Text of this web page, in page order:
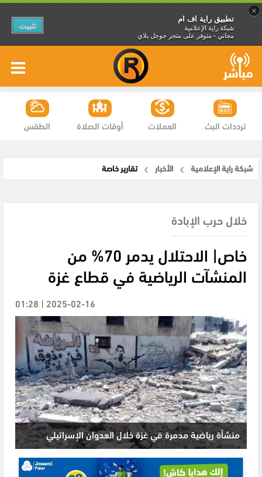
×
تطبيق راية اف ام
شبكة راية الإعلامية
مجاني - متوفر على متجر جوجل بلاي
تثبيت
الطقس أوقات الصلاة العملات ترددات البث
شبكة راية الإعلامية الأخبار تقارير خاصة
خلال حرب الإبادة
خاص| الاحتلال يدمر 70% من
المنشآت الرياضية في قطاع غزة
2025-02-16 | 01:28
منشأة رياضية مدمرة في غزة خلال العدوان الإسرائيلي